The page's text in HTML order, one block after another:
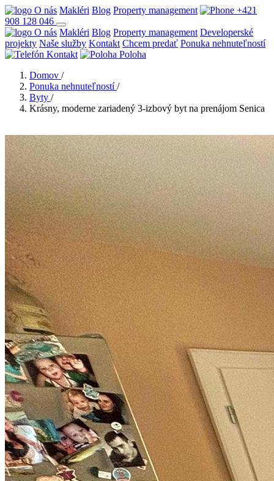
O nás Makléri Blog Property management
+421
908 128 046
O nás Makléri Blog Property management Developerské
projekty Naše služby Kontakt Chcem predať Ponuka nehnuteľností
Kontakt
Poloha
Domov /
Ponuka nehnuteľností /
Byty /
Krásny, moderne zariadený 3-izbový byt na prenájom Senica